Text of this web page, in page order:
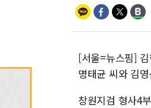
[서울=뉴스핌]
명태균 씨와 김
창원지검 형사4